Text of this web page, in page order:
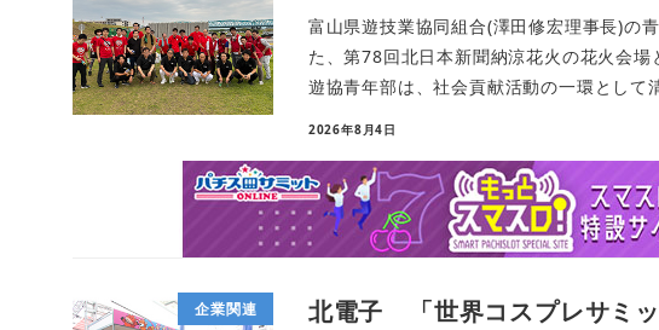
富山県遊技業協同組合(澤田修宏理事長)の
た、第78回北日本新聞納涼花火の花火会
遊協青年部は、社会貢献活動の一環として
2026年8月4日
企業関連 北電子 「世界コスプレサミ